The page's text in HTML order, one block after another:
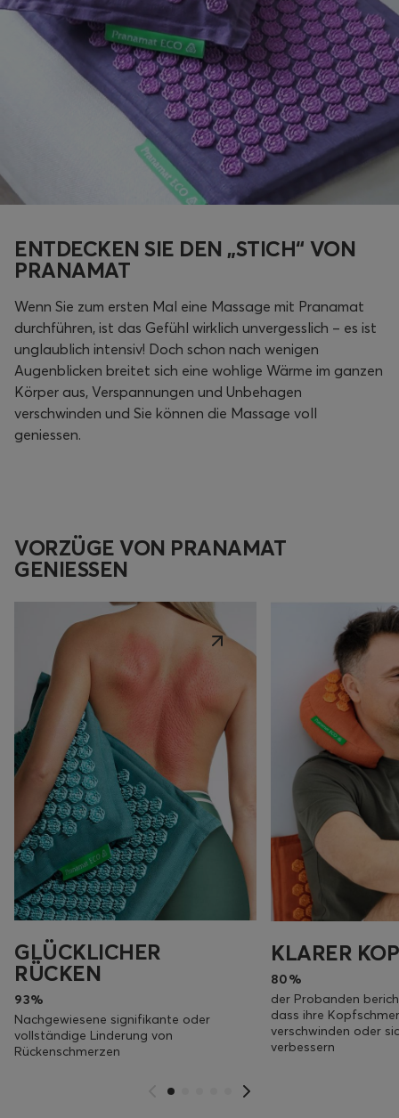
ENTDECKEN SIE DEN „STICH“ VON
PRANAMAT
Wenn Sie zum ersten Mal eine Massage mit Pranamat
durchführen, ist das Gefühl wirklich unvergesslich – es ist
unglaublich intensiv! Doch schon nach wenigen
Augenblicken breitet sich eine wohlige Wärme im ganzen
Körper aus, Verspannungen und Unbehagen
verschwinden und Sie können die Massage voll
geniessen.
VORZÜGE VON PRANAMAT
GENIESSEN
GLÜCKLICHER
RÜCKEN
93%
Nachgewiesene signifikante oder
vollständige Linderung von
Rückenschmerzen
KLARER
80%
der Probanden
dass ihre
verschwinden oder
verbessern